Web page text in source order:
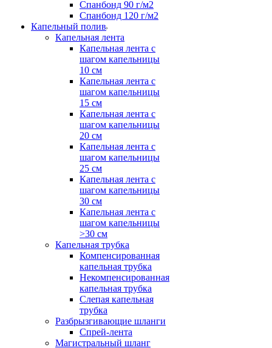
Спанбонд 90 г/м2
Спанбонд 120 г/м2
Капельный полив
Капельная лента
Капельная лента с
шагом капельницы
10 см
Капельная лента с
шагом капельницы
15 см
Капельная лента с
шагом капельницы
20 см
Капельная лента с
шагом капельницы
25 см
Капельная лента с
шагом капельницы
30 см
Капельная лента с
шагом капельницы
>30 см
Капельная трубка
Компенсированная
капельная трубка
Некомпенсированная
капельная трубка
Слепая капельная
трубка
Разбрызгивающие шланги
Спрей-лента
Магистральный шланг